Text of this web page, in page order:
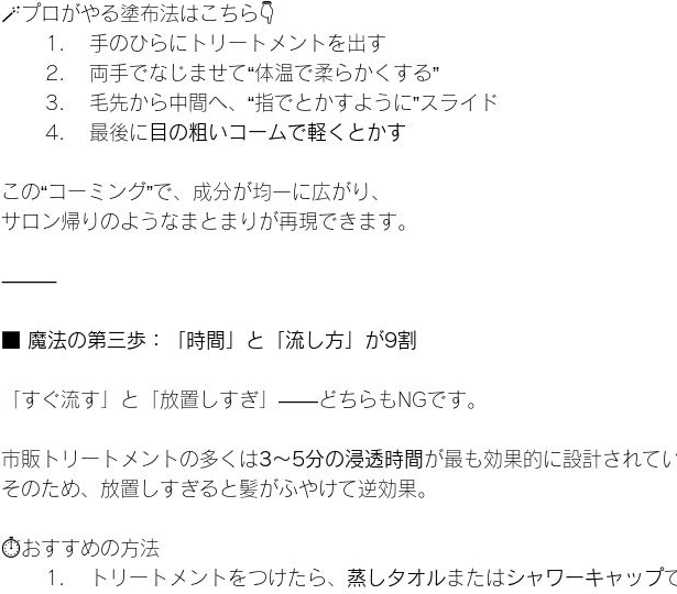
🪄プロがやる塗布法はこちら👇
	1.	手のひらにトリートメントを出す
	2.	両手でなじませて“体温で柔らかくする”
	3.	毛先から中間へ、“指でとかすように”スライド
	4.	最後に
目の粗いコームで軽くとかす
この“コーミング”で、成分が均一に広がり、
サロン帰りのようなまとまりが再現できます。
⸻
■ 魔法の第三歩：「時間」と「流し方」が9割
「すぐ流す」と「放置しすぎ」——どちらもNGです。
市販トリートメントの多くは3〜5分の浸透時間が最も効果的に設計されて
そのため、放置しすぎると髪がふやけて逆効果。
⏱おすすめの方法
	1.	トリートメントをつけたら、
蒸しタオルまたはシャワーキャップ